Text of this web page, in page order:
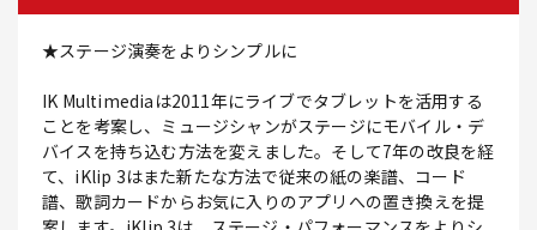
★ステージ演奏をよりシンプルに
IK Multimediaは2011年にライブでタブレットを活用する
ことを考案し、ミュージシャンがステージにモバイル・デ
バイスを持ち込む方法を変えました。そして7年の改良を経
て、iKlip 3はまた新たな方法で従来の紙の楽譜、コード
譜、歌詞カードからお気に入りのアプリへの置き換えを提